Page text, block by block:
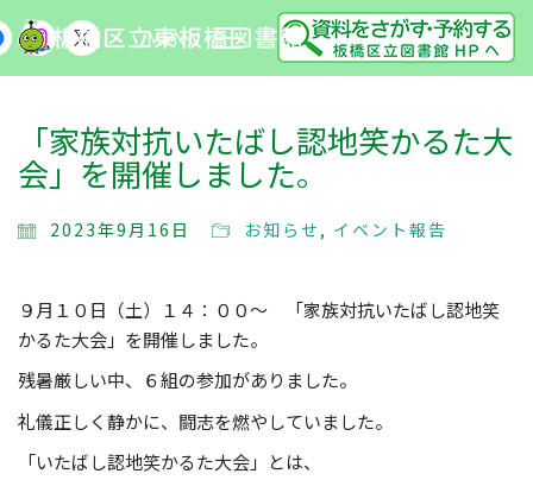
MENU
「家族対抗いたばし認地笑かるた大
会」を開催しました。
2023年9月16日 お知らせ , イベント報告
９月１０日（土）１４：００～ 「家族対抗いたばし認地笑
かるた大会」を開催しました。
残暑厳しい中、６組の参加がありました。
礼儀正しく静かに、闘志を燃やしていました。
「いたばし認地笑かるた大会」とは、